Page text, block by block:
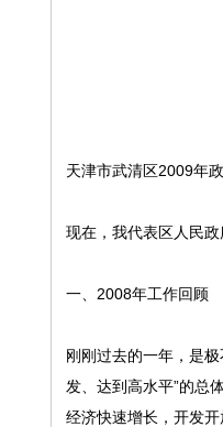
天津市武清区2009年
现在，我代表区人民
一、2008年工作回顾
刚刚过去的一年，是
发、达到高水平”的总
经济快速增长，开发